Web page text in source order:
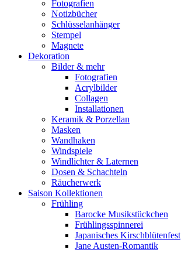
Fotografien
Notizbücher
Schlüsselanhänger
Stempel
Magnete
Dekoration
Bilder & mehr
Fotografien
Acrylbilder
Collagen
Installationen
Keramik & Porzellan
Masken
Wandhaken
Windspiele
Windlichter & Laternen
Dosen & Schachteln
Räucherwerk
Saison Kollektionen
Frühling
Barocke Musikstückchen
Frühlingsspinnerei
Japanisches Kirschblütenfest
Jane Austen-Romantik